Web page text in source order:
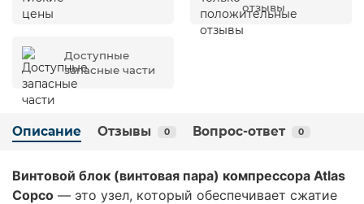
отзывы
Доступные
запасные части
Описание Отзывы 0 Вопрос-ответ 0
Винтовой блок (винтовая пара) компрессора Atlas
Copco — это узел, который обеспечивает сжатие